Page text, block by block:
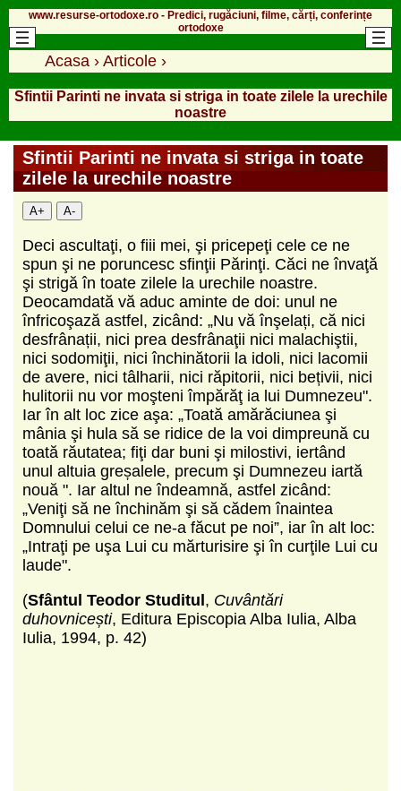
www.resurse-ortodoxe.ro - Predici, rugăciuni, filme, cărți, conferințe
ortodoxe
Acasa › Articole ›
Sfintii Parinti ne invata si striga in toate zilele la urechile
noastre
Sfintii Parinti ne invata si striga in toate
zilele la urechile noastre
A+ A-
Deci ascultaţi, o fiii mei, şi pricepeţi cele ce ne
spun şi ne poruncesc sfinţii Părinţi. Căci ne învaţă
şi strigă în toate zilele la urechile noastre.
Deocamdată vă aduc aminte de doi: unul ne
înfricoşază astfel, zicând: „Nu vă înşelați, că nici
desfrânații, nici prea desfrânaţii nici malachiştii,
nici sodomiţii, nici închinătorii la idoli, nici lacomii
de avere, nici tâlharii, nici răpitorii, nici bețivii, nici
hulitorii nu vor moşteni împărăţ ia lui Dumnezeu".
Iar în alt loc zice aşa: „Toată amărăciunea şi
mânia şi hula să se ridice de la voi dimpreună cu
toată răutatea; fiţi dar buni şi milostivi, iertând
unul altuia greșalele, precum şi Dumnezeu iartă
nouă ". Iar altul ne îndeamnă, astfel zicând:
„Veniţi să ne închinăm şi să cădem înaintea
Domnului celui ce ne-a făcut pe noi”, iar în alt loc:
„Intraţi pe uşa Lui cu mărturisire şi în curţile Lui cu
laude".
(Sfântul Teodor Studitul, Cuvântări
duhovnicești, Editura Episcopia Alba Iulia, Alba
Iulia, 1994, p. 42)